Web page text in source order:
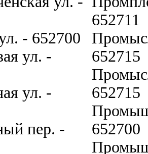
- 652700
ул. -
ул. -
пер. -
652711
652715
652715
652700